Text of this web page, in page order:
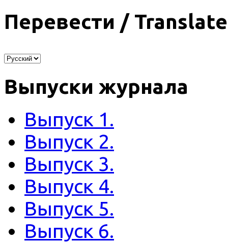
Перевести /
Выпуски журнала
Выпуск 1.
Выпуск 2.
Выпуск 3.
Выпуск 4.
Выпуск 5.
Выпуск 6.